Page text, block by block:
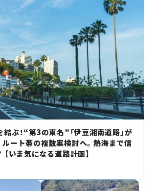
ぶ！“第3の東名”「伊豆湘南道路」が
ルート帯の複数案検討へ。熱海まで信
いま気になる道路計画】